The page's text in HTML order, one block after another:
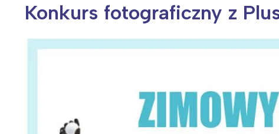
Konkurs fotograficzny z